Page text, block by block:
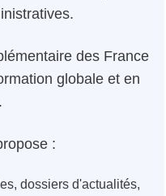
des France
globale et en
:
dossiers d'actualités,